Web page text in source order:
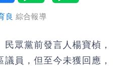
良 綜合報導
民眾黨前發言人楊寶楨，
員，但至今未獲回應，